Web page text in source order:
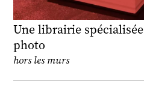
Une librairie spécialisée
photo
hors les murs